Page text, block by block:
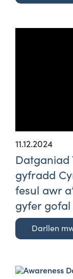
11.12.2024
Datganiad
gyfradd
fesul awr
gyfer gofal
Darllen